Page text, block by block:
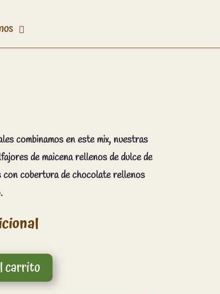
combinamos en este mix, nuestras
de maicena rellenos de dulce de
cobertura de chocolate rellenos
carrito